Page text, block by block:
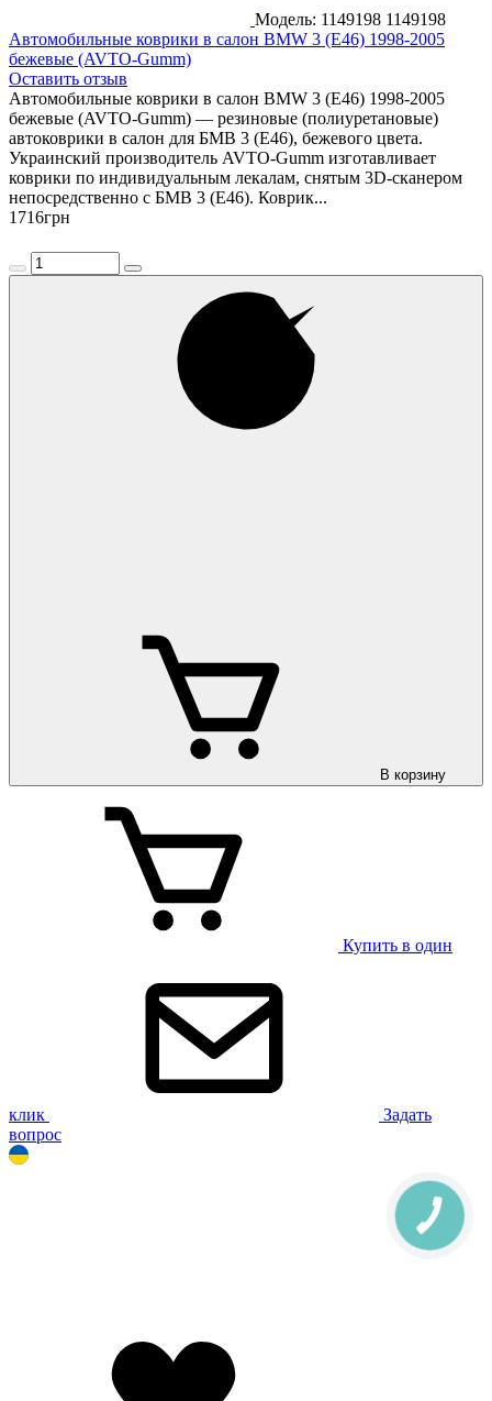
Модель: 1149198 1149198
Автомобильные коврики в салон BMW 3 (E46) 1998-2005
бежевые (AVTO-Gumm)
Оставить отзыв
Автомобильные коврики в салон BMW 3 (E46) 1998-2005
бежевые (AVTO-Gumm) — резиновые (полиуретановые)
автоковрики в салон для БМВ 3 (Е46), бежевого цвета.
Украинский производитель AVTO-Gumm изготавливает
коврики по индивидуальным лекалам, снятым 3D-сканером
непосредственно с БМВ 3 (Е46). Коврик...
1716грн
В корзину
Купить в один
клик
Задать
вопрос